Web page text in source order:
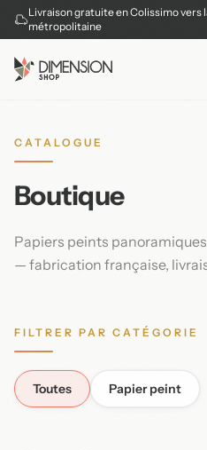
Livraison gratuite en Colissimo vers
métropolitaine
CATALOGUE
Boutique
Papiers peints
— fabrication française,
FILTRER PAR CATÉGORIE
Toutes Papier peint